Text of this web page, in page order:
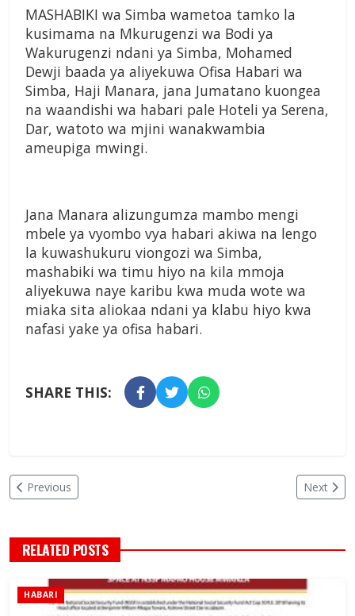
MASHABIKI wa Simba wametoa tamko la
kusimama na Mkurugenzi wa Bodi ya
Wakurugenzi ndani ya Simba, Mohamed
Dewji baada ya aliyekuwa Ofisa Habari wa
Simba, Haji Manara, jana Jumatano kuongea
na waandishi wa habari pale Hoteli ya Serena,
Dar, watoto wa mjini wanakwambia
ameupiga mwingi.
Jana Manara alizungumza mambo mengi
mbele ya vyombo vya habari akiwa na lengo
la kuwashukuru viongozi wa Simba,
mashabiki wa timu hiyo na kila mmoja
aliyekuwa naye karibu kwa muda wote wa
miaka sita aliokaa ndani ya klabu hiyo kwa
nafasi yake ya ofisa habari.
SHARE THIS:
Previous Next
RELATED POSTS
HABARI